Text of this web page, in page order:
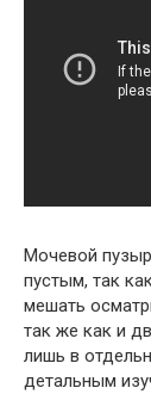
Мочевой
пустым, так
мешать
так же как и
лишь в
детальным